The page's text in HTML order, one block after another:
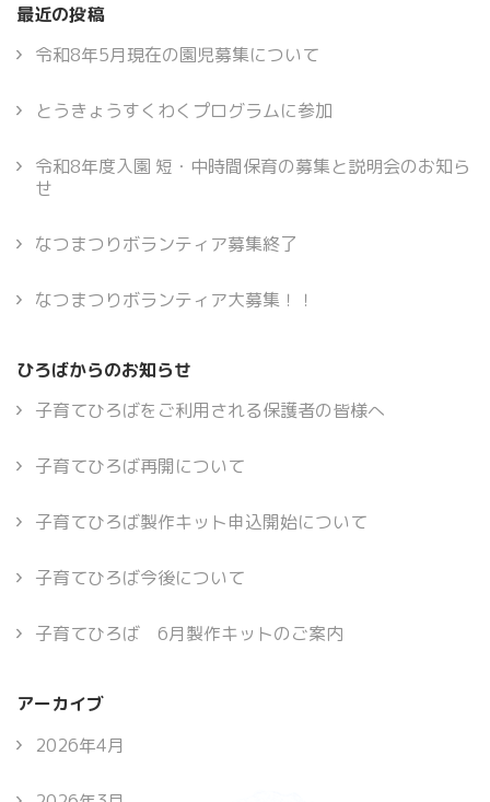
最近の投稿
令和8年5月現在の園児募集について
とうきょうすくわくプログラムに参加
令和8年度入園 短・中時間保育の募集と説明会のお知ら
せ
なつまつりボランティア募集終了
なつまつりボランティア大募集！！
ひろばからのお知らせ
子育てひろばをご利用される保護者の皆様へ
子育てひろば再開について
子育てひろば製作キット申込開始について
子育てひろば今後について
子育てひろば 6月製作キットのご案内
アーカイブ
2026年4月